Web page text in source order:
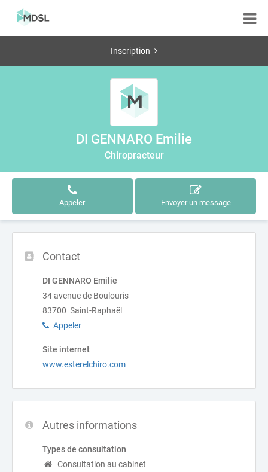
Inscription
DI GENNARO Emilie
Chiropracteur
Appeler Envoyer un message
Contact
DI GENNARO Emilie
34 avenue de Boulouris
83700 Saint-Raphaël
Appeler
Site internet
www.esterelchiro.com
Autres informations
Types de consultation
Consultation au cabinet